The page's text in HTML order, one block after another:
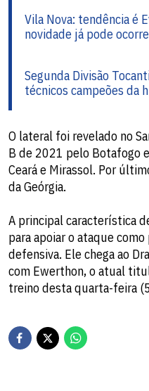
Vila Nova: tendência é
novidade já pode
Segunda Divisão
técnicos campeões da
O lateral foi revelado no
B de 2021 pelo Botafogo
Ceará e Mirassol. Por
da Geórgia.
A principal característica
para apoiar o ataque
defensiva. Ele chega ao
com Ewerthon, o atual
treino desta quarta-feira